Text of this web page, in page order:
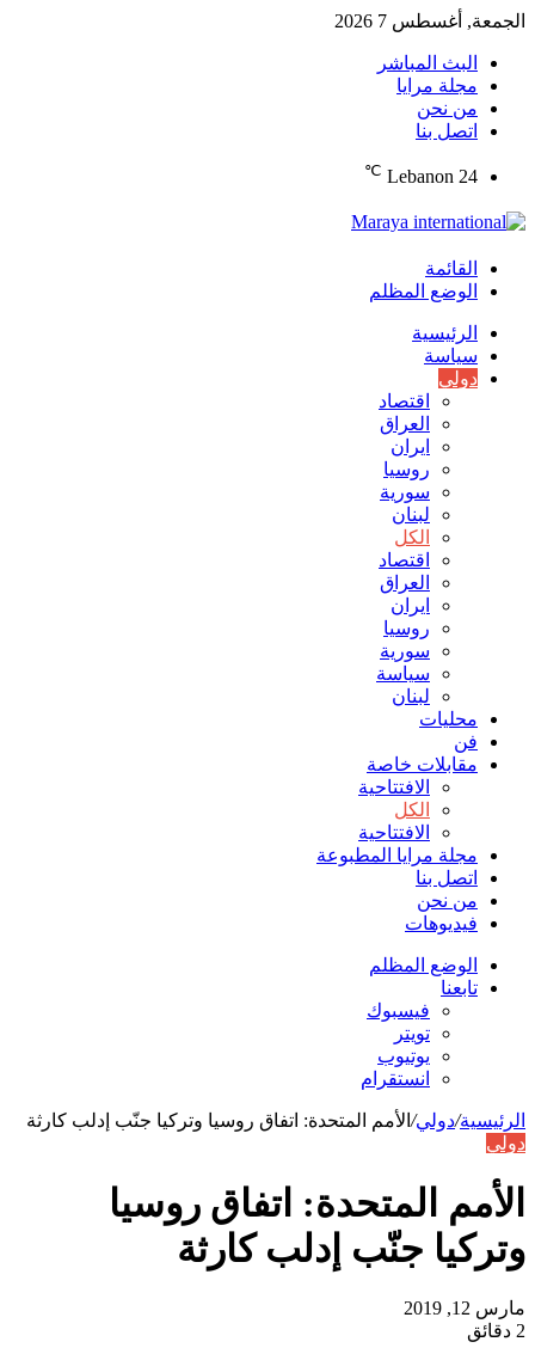
الجمعة, أغسطس 7 2026
البث المباشر
مجلة مرايا
من نحن
اتصل بنا
Lebanon 24
℃
القائمة
الوضع المظلم
الرئيسية
سياسة
دولي
اقتصاد
العراق
ايران
روسيا
سورية
لبنان
الكل
اقتصاد
العراق
ايران
روسيا
سورية
سياسة
لبنان
محليات
فن
مقابلات خاصة
الافتتاحیة
الكل
الافتتاحیة
مجلة مرايا المطبوعة
اتصل بنا
من نحن
فيديوهات
الوضع المظلم
تابعنا
فيسبوك
تويتر
يوتيوب
انستقرام
الرئيسية/دولي/ الأمم المتحدة: اتفاق روسيا وتركيا جنّب إدلب كارثة
دولي
الأمم المتحدة: اتفاق روسيا
وتركيا جنّب إدلب كارثة
مارس 12, 2019
2 دقائق